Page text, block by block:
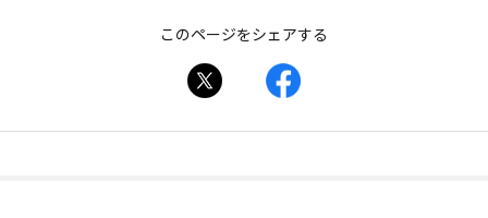
このページをシェアする